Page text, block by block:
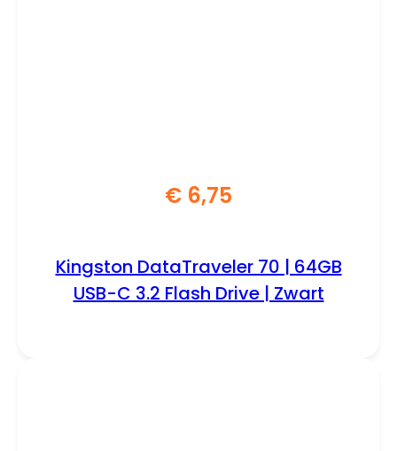
€ 6,75
Kingston DataTraveler 70 | 64GB
USB-C 3.2 Flash Drive | Zwart